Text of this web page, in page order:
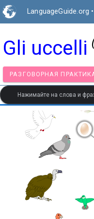
LanguageGuide.org •
Gli uccelli
РАЗГОВОРНАЯ
Нажимайте на слова и